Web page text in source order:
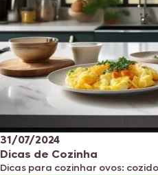
31/07/2024
Dicas de Cozinha
Dicas para cozinhar ovos: